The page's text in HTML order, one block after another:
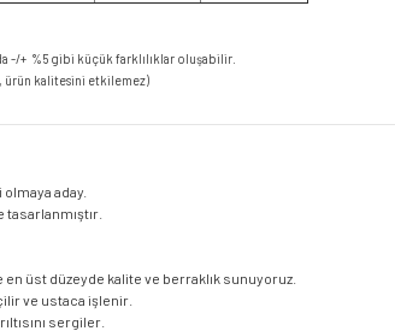
-/+ %5 gibi küçük farklılıklar oluşabilir.
ürün kalitesini etkilemez)
aday.
tasarlanmıştır.
en üst düzeyde kalite ve berraklık sunuyoruz.
ve ustaca işlenir.
sergiler.